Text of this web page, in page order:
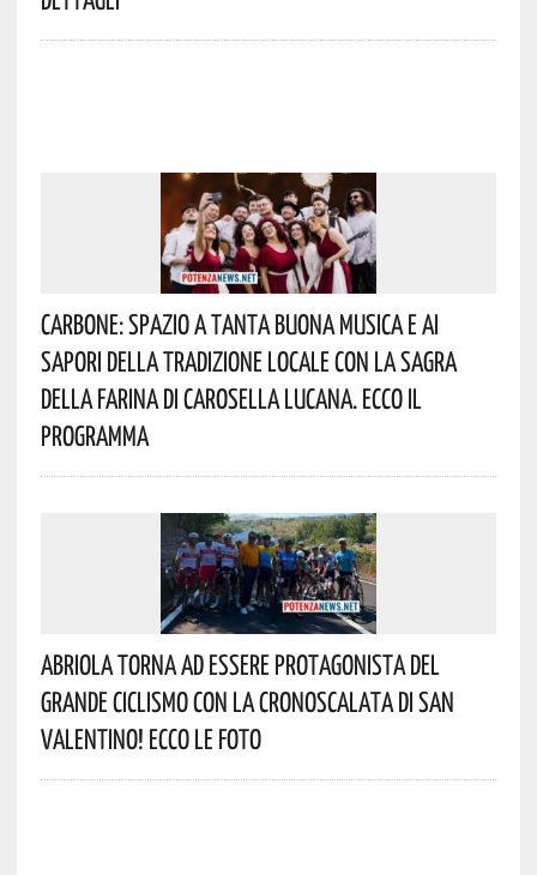
Carbone: Spazio A Tanta Buona Musica E Ai
Sapori Della Tradizione Locale Con La Sagra
Della Farina Di Carosella Lucana. Ecco Il
Programma
Abriola Torna Ad Essere Protagonista Del
Grande Ciclismo Con La Cronoscalata Di San
Valentino! Ecco Le Foto